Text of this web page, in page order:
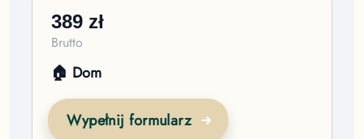
389 zł
Brutto
🏠 Dom
Wypełnij formularz